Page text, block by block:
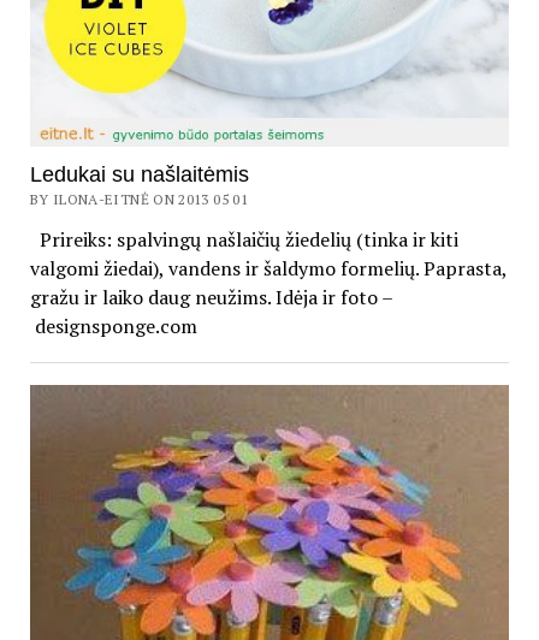
Ledukai su našlaitėmis
BY ILONA-EITNĖ ON 2013 05 01
Prireiks: spalvingų našlaičių žiedelių (tinka ir kiti
valgomi žiedai), vandens ir šaldymo formelių. Paprasta,
gražu ir laiko daug neužims. Idėja ir foto –
designsponge.com